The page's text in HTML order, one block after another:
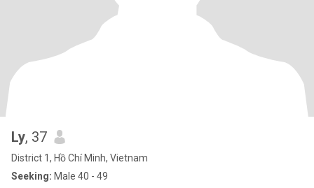
Ly, 37
District 1, Hồ Chí Minh, Vietnam
Seeking: Male 40 - 49